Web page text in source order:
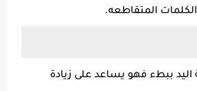
الكلمات المتقاطعه.
ببطء فهو يساعد على زيادة